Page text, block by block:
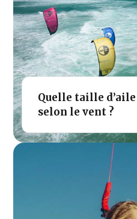
Quelle taille
selon le vent ?